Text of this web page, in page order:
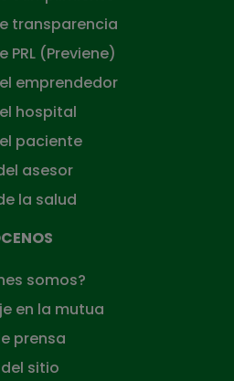
transparencia
PRL (Previene)
emprendedor
hospital
paciente
asesor
la salud
somos?
en la mutua
prensa
sitio